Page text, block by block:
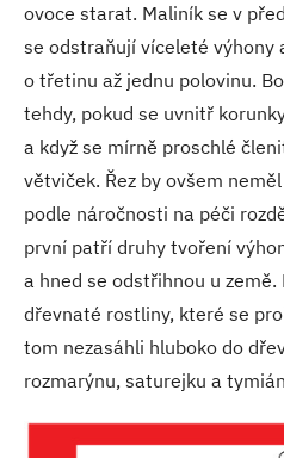
ovoce starat. Maliník se v
se odstraňují víceleté výhony
o třetinu až jednu polovinu.
tehdy, pokud se uvnitř
a když se mírně proschlé
větviček. Řez by ovšem
podle náročnosti na péči
první patří druhy tvoření
a hned se odstřihnou u
dřevnaté rostliny, které se
tom nezasáhli hluboko do
rozmarýnu, saturejku a